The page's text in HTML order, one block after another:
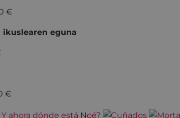
€
ikuslearen eguna
€